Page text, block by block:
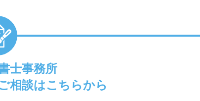
士事務所
相談はこちらから